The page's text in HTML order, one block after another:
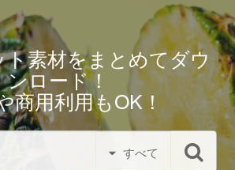
素材をまとめてダウ
ンロード！
商用利用もOK！
すべて